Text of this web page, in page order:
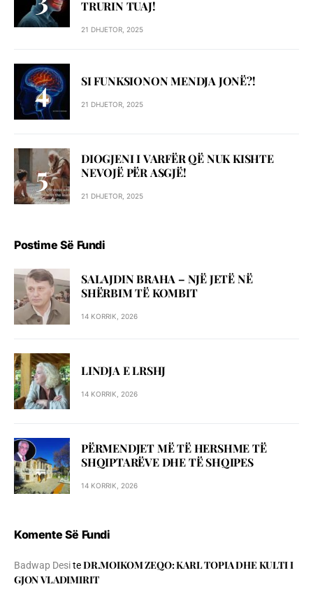
TRURIN TUAJ!
21 DHJETOR, 2025
SI FUNKSIONON MENDJA JONË?!
21 DHJETOR, 2025
DIOGJENI I VARFËR QË NUK KISHTE
NEVOJË PËR ASGJË!
21 DHJETOR, 2025
Postime Së Fundi
SALAJDIN BRAHA – NJЁ JETЁ NЁ
SHЁRBIM TЁ KOMBIT
14 KORRIK, 2026
LINDJA E LRSHJ
14 KORRIK, 2026
PËRMENDJET MË TË HERSHME TË
SHQIPTARËVE DHE TË SHQIPES
14 KORRIK, 2026
Komente Së Fundi
Badwap DesiteDR.MOIKOM ZEQO: KARL TOPIA DHE KULTI I
GJON VLADIMIRIT